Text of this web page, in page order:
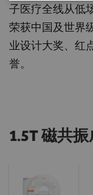
子医疗全线从低
荣获中国及世界
业设计大奖、红
誉。
1.5T 磁共